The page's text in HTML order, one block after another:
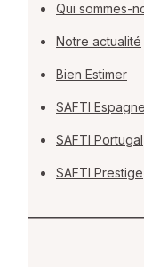
Qui sommes-
Notre actualité
Bien Estimer
SAFTI Espagne
SAFTI Portugal
SAFTI Prestige